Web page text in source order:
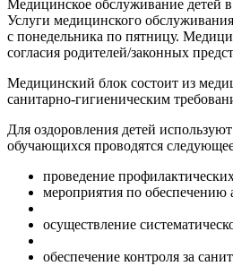
Медицинское обслуживание детей
Услуги медицинского
с понедельника по пятницу.
согласия родителей/законных
Медицинский блок состоит из
санитарно-гигиеническим
Для оздоровления детей
обучающихся проводятся
проведение
мероприятия по обеспечению
осуществление
обеспечение контроля за